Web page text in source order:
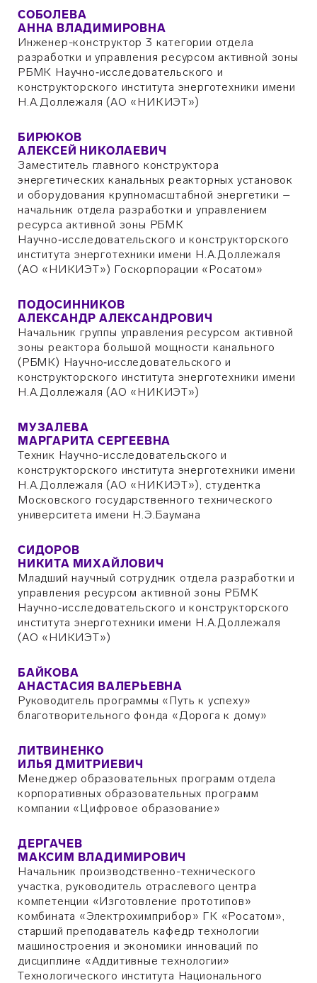
СОБОЛЕВА
АННА ВЛАДИМИРОВНА
Инженер-конструктор 3 категории отдела
разработки и управления ресурсом активной зоны
РБМК Научно‑исследовательского и
конструкторского института энерготехники имени
Н.А.Доллежаля (АО «НИКИЭТ»)
БИРЮКОВ
АЛЕКСЕЙ НИКОЛАЕВИЧ
Заместитель главного конструктора
энергетических канальных реакторных установок
и оборудования крупномасштабной энергетики –
начальник отдела разработки и управлением
ресурса активной зоны РБМК
Научно‑исследовательского и конструкторского
института энерготехники имени Н.А.Доллежаля
(АО «НИКИЭТ») Госкорпорации «Росатом»
ПОДОСИННИКОВ
АЛЕКСАНДР АЛЕКСАНДРОВИЧ
Начальник группы управления ресурсом активной
зоны реактора большой мощности канального
(РБМК) Научно‑исследовательского и
конструкторского института энерготехники имени
Н.А.Доллежаля (АО «НИКИЭТ»)
МУЗАЛЕВА
МАРГАРИТА СЕРГЕЕВНА
Техник Научно-исследовательского и
конструкторского института энерготехники имени
Н.А.Доллежаля (АО «НИКИЭТ»), студентка
Московского государственного технического
университета имени Н.Э.Баумана
СИДОРОВ
НИКИТА МИХАЙЛОВИЧ
Младший научный сотрудник отдела разработки и
управления ресурсом активной зоны РБМК
Научно‑исследовательского и конструкторского
института энерготехники имени Н.А.Доллежаля
(АО «НИКИЭТ»)
БАЙКОВА
АНАСТАСИЯ ВАЛЕРЬЕВНА
Руководитель программы «Путь к успеху»
благотворительного фонда «Дорога к дому»
ЛИТВИНЕНКО
ИЛЬЯ ДМИТРИЕВИЧ
Менеджер образовательных программ отдела
корпоративных образовательных программ
компании «Цифровое образование»
ДЕРГАЧЕВ
МАКСИМ ВЛАДИМИРОВИЧ
Начальник производственно-технического
участка, руководитель отраслевого центра
компетенции «Изготовление прототипов»
комбината «Электрохимприбор» ГК «Росатом»,
старший преподаватель кафедр технологии
машиностроения и экономики инноваций по
дисциплине «Аддитивные технологии»
Технологического института Национального